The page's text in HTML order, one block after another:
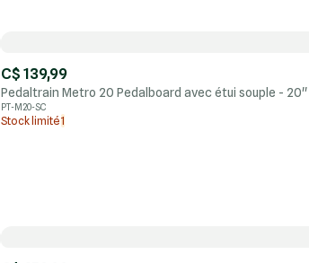
C$ 139,99
Pedaltrain Metro 20 Pedalboard avec étui souple -
PT-M20-SC
Stock limité1